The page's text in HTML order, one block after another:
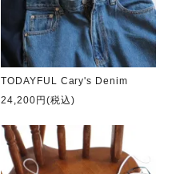
TODAYFUL Cary's Denim
24,200円(税込)